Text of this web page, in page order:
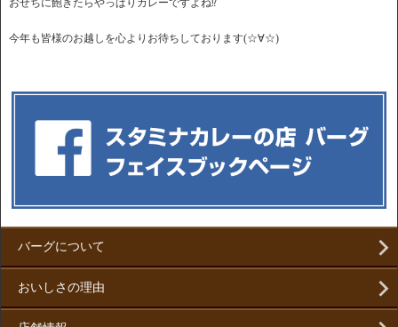
おせちに飽きたらやっぱりカレーですよね⁉
今年も皆様のお越しを心よりお待ちしております(☆∀☆)
バーグについて
おいしさの理由